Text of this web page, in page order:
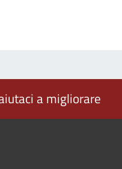
a migliorare